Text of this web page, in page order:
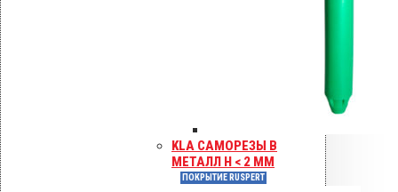
KLA САМОРЕЗЫ В
МЕТАЛЛ H < 2 ММ
ПОКРЫТИЕ RUSPERT